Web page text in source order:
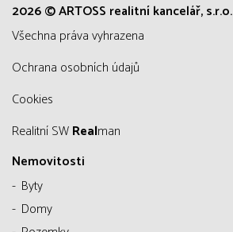
2026 © ARTOSS realitní kancelář, s.r.o.
všechna práva vyhrazena
Ochrana osobních údajů
Cookies
Realitní SWRealman
Nemovitosti
Byty
Domy